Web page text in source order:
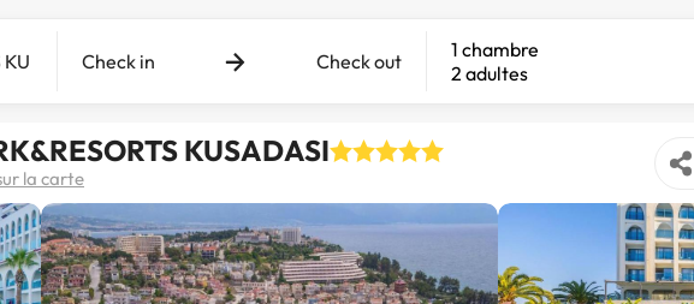
Check in Check out
1 chambre
2 adultes
KUSADASI
la carte